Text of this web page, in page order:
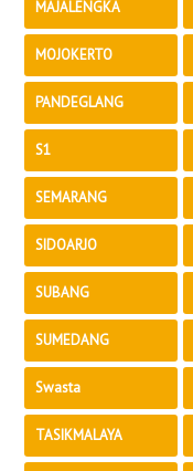
MAJALENGKA
MOJOKERTO
PANDEGLANG
S1
SEMARANG
SIDOARJO
SUBANG
SUMEDANG
Swasta
TASIKMALAYA